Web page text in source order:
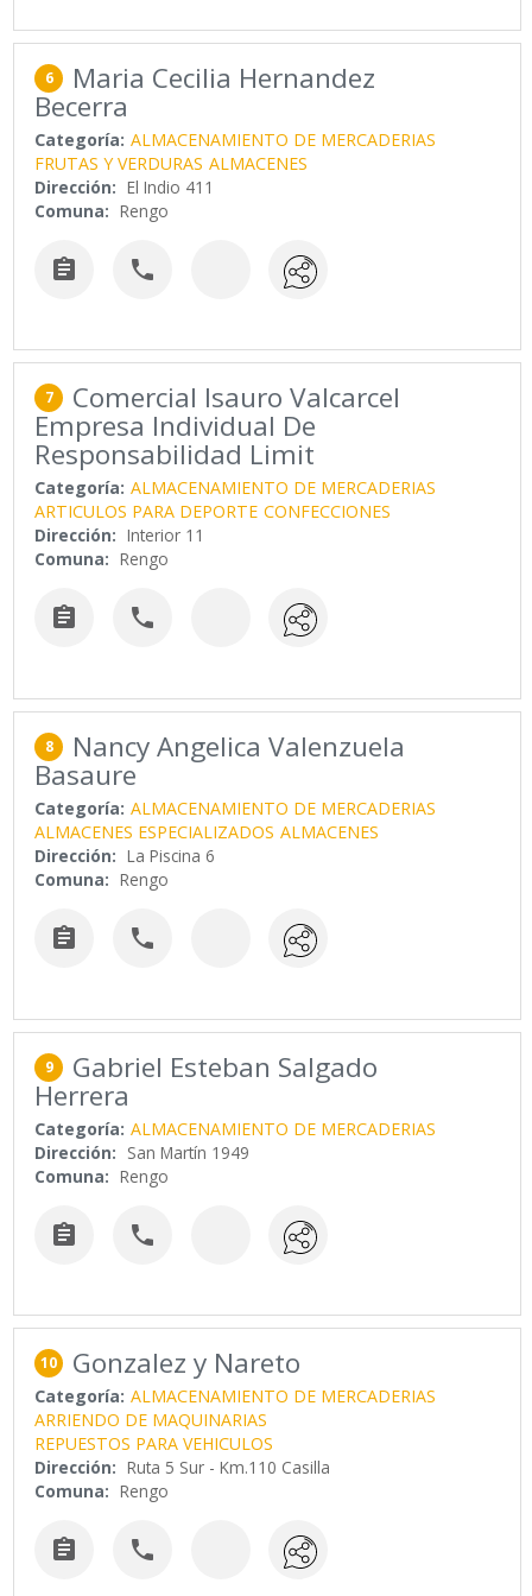
6 Maria Cecilia Hernandez
Becerra
Categoría: ALMACENAMIENTO DE MERCADERIAS
FRUTAS Y VERDURAS ALMACENES
Dirección: El Indio 411
Comuna: Rengo
 
7 Comercial Isauro Valcarcel
Empresa Individual De
Responsabilidad Limit
Categoría: ALMACENAMIENTO DE MERCADERIAS
ARTICULOS PARA DEPORTE CONFECCIONES
Dirección: Interior 11
Comuna: Rengo
 
8 Nancy Angelica Valenzuela
Basaure
Categoría: ALMACENAMIENTO DE MERCADERIAS
ALMACENES ESPECIALIZADOS ALMACENES
Dirección: La Piscina 6
Comuna: Rengo
 
9 Gabriel Esteban Salgado
Herrera
Categoría: ALMACENAMIENTO DE MERCADERIAS
Dirección: San Martín 1949
Comuna: Rengo
 
10 Gonzalez y Nareto
Categoría: ALMACENAMIENTO DE MERCADERIAS
ARRIENDO DE MAQUINARIAS
REPUESTOS PARA VEHICULOS
Dirección: Ruta 5 Sur - Km.110 Casilla
Comuna: Rengo
 